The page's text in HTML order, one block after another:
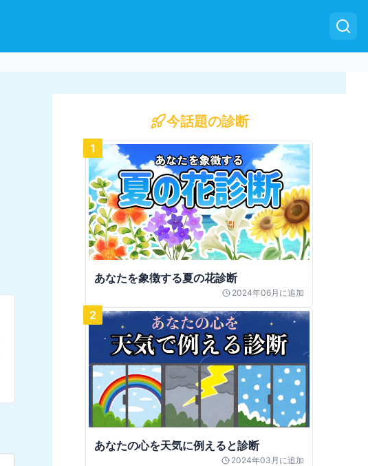
今話題の診断
1
あなたを象徴する夏の花診断
2024年06月 に追加
2
あなたの心を天気に例えると診断
2024年03月 に追加